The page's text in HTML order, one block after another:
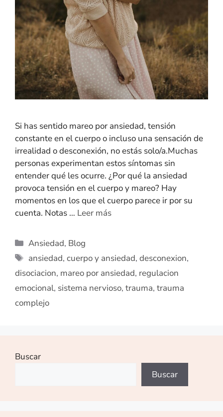
Si has sentido mareo por ansiedad, tensión
constante en el cuerpo o incluso una sensación de
irrealidad o desconexión, no estás solo/a.Muchas
personas experimentan estos síntomas sin
entender qué les ocurre. ¿Por qué la ansiedad
provoca tensión en el cuerpo y mareo? Hay
momentos en los que el cuerpo parece ir por su
cuenta. Notas … Leer más
Ansiedad, Blog
ansiedad,cuerpo y ansiedad,desconexion,
disociacion, mareo por ansiedad, regulacion
emocional, sistema nervioso, trauma, trauma
complejo
Buscar
Buscar